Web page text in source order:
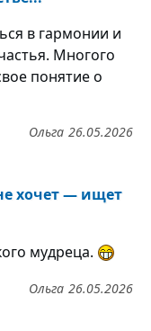
в гармонии и
Многого
понятие о
26.05.2026
Ольга
хочет — ищет
мудреца.
26.05.2026
Ольга